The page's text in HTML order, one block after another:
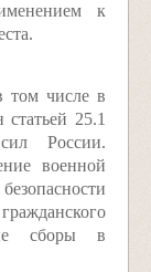
к
том числе в
25.1
России.
военной
сборы в